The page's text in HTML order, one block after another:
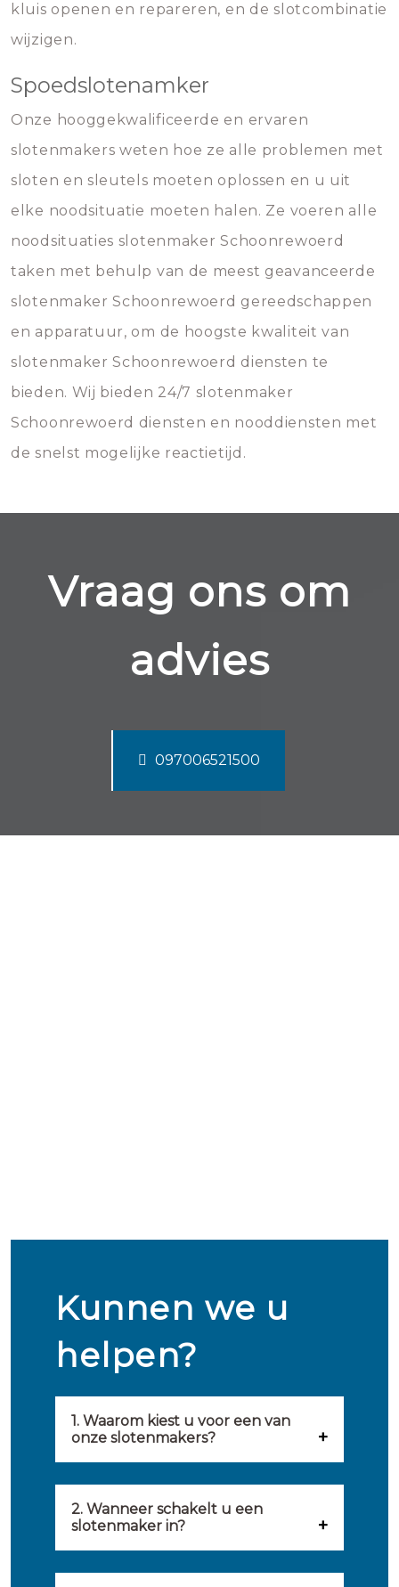
kluis openen en repareren, en de slotcombinatie
wijzigen.
Spoedslotenamker
Onze hooggekwalificeerde en ervaren
slotenmakers weten hoe ze alle problemen met
sloten en sleutels moeten oplossen en u uit
elke noodsituatie moeten halen. Ze voeren alle
noodsituaties slotenmaker Schoonrewoerd
taken met behulp van de meest geavanceerde
slotenmaker Schoonrewoerd gereedschappen
en apparatuur, om de hoogste kwaliteit van
slotenmaker Schoonrewoerd diensten te
bieden. Wij bieden 24/7 slotenmaker
Schoonrewoerd diensten en nooddiensten met
de snelst mogelijke reactietijd.
Vraag ons om
advies
097006521500
Kunnen we u
helpen?
1. Waarom kiest u voor een van
onze slotenmakers?
geselecteerd op kwaliteit,
2. Wanneer schakelt u een
slotenmaker in?